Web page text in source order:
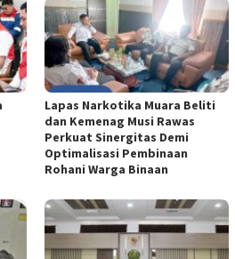
Lapas Narkotika Muara Beliti
dan Kemenag Musi Rawas
Perkuat Sinergitas Demi
Optimalisasi Pembinaan
Rohani Warga Binaan